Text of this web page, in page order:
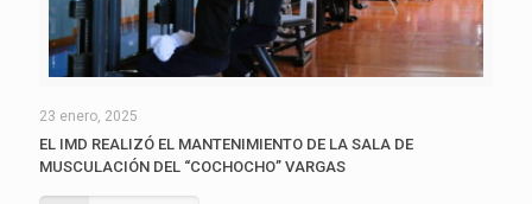
23 enero, 2025
EL IMD REALIZÓ EL MANTENIMIENTO DE LA SALA DE
MUSCULACIÓN DEL “COCHOCHO” VARGAS